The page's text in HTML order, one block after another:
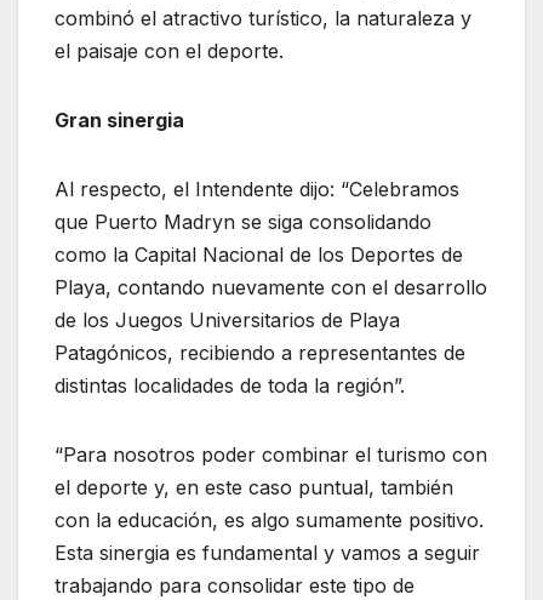
combinó el atractivo turístico, la naturaleza y
el paisaje con el deporte.
Gran sinergia
Al respecto, el Intendente dijo: “Celebramos
que Puerto Madryn se siga consolidando
como la Capital Nacional de los Deportes de
Playa, contando nuevamente con el desarrollo
de los Juegos Universitarios de Playa
Patagónicos, recibiendo a representantes de
distintas localidades de toda la región”.
“Para nosotros poder combinar el turismo con
el deporte y, en este caso puntual, también
con la educación, es algo sumamente positivo.
Esta sinergia es fundamental y vamos a seguir
trabajando para consolidar este tipo de